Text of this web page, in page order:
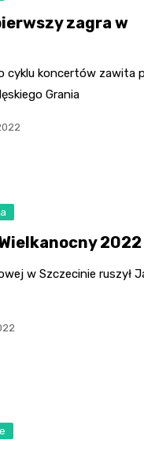
zagra w
cyklu koncertów zawita
Grania
2022
w Szczecinie ruszył